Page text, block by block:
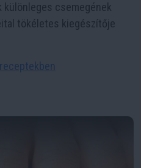
csemegének
tökéletes kiegészítője